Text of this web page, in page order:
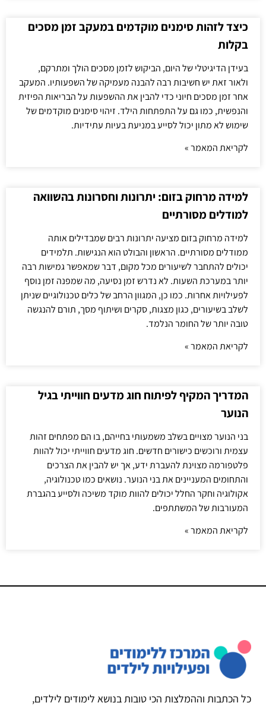
כיצד לזהות סימנים מוקדמים במעקב זמן מסכים
בקלות
בעידן הדיגיטלי של היום, הביקוש לזמן מסכים הולך ומתרקם,
ולאור זאת יש חשיבות רבה להבנה מעמיקה של השפעותיו. המעקב
אחר זמן מסכים חיוני כדי להבין את ההשפעות על הבריאות הפיזית
והנפשית, כמו גם על התפתחות הילד. זיהוי סימנים מוקדמים של
שימוש לא מתון יכול לסייע במניעת בעיות עתידיות.
לקריאת המאמר »
למידה מרחוק בזום: יתרונות וחסרונות בהשוואה
למודלים מסורתיים
למידה מרחוק בזום מציעה יתרונות רבים שמבדילים אותה
ממודלים מסורתיים. הראשון והבולט הוא הנגישות. תלמידים
יכולים להתחבר לשיעורים מכל מקום, דבר שמאפשר גמישות רבה
יותר במערכת השעות. לא נדרש זמן נסיעה, מה שמפנה זמן נוסף
לפעילויות אחרות. כמו כן, המגוון הרחב של כלים טכנולוגיים שניתן
לשלב בשיעורים, כגון מצגות, סקרים ושיתוף מסך, תורם להנגשה
טובה יותר של החומר הנלמד.
לקריאת המאמר »
המדריך המקיף לפיתוח חוג מדעים חווייתי בגיל
הנוער
בני הנוער מצויים בשלב משמעותי בחייהם, בו הם מפתחים זהות
עצמית ורוכשים כישורים חדשים. חוג מדעים חווייתי יכול להוות
פלטפורמה מצוינת להעברת ידע, אך יש להבין את הצרכים
והתחומים המעניינים את בני הנוער. נושאים כמו טכנולוגיה,
אקולוגיה וחקר החלל יכולים להוות מוקד משיכה ולסייע בהגברת
המעורבות של המשתתפים.
לקריאת המאמר »
כל הכתבות וההמלצות הכי טובות בנושא לימודים לילדים,